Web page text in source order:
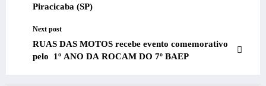
Piracicaba (SP)
Next post
RUAS DAS MOTOS recebe evento comemorativo
pelo 1º ANO DA ROCAM DO 7º BAEP